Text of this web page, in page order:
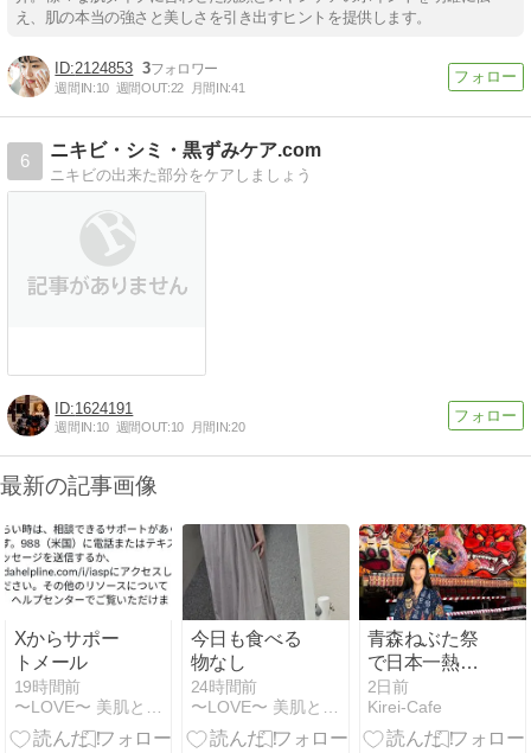
え、肌の本当の強さと美しさを引き出すヒントを提供します。
2124853 3
週間IN:10 週間OUT:22 月間IN:41
6
ニキビ・シミ・黒ずみケア.com
ニキビの出来た部分をケアしましょう
1624191
週間IN:10 週間OUT:10 月間IN:20
最新の記事画像
Xからサポー
トメール
19時間前
〜LOVE〜 美肌と恋を求めて
今日も食べる
物なし
24時間前
〜LOVE〜 美肌と恋を求めて
青森ねぶた祭
で日本一熱い
魂の祭りを感
じてきました
2日前
Kirei-Cafe